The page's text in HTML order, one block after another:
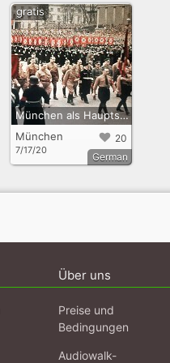
München als Hauptstadt der NS-Bewegung- Aufstieg, Widerstand, Fall
20
München
7/17/20
gratis
German
Über uns
Preise und
Bedingungen
Audiowalk-